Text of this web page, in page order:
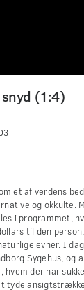
(1:4)
et af verdens
og okkulte.
i programmet,
til den
evner. I
Sygehus, og
hvem der har
tyde